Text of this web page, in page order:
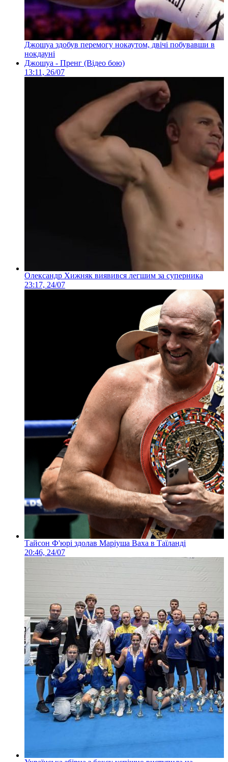
Джошуа здобув перемогу нокаутом, двічі побувавши в
нокдауні
Джошуа - Пренг (Відео бою)
13:11, 26/07
Олександр Хижняк виявився легшим за суперника
23:17, 24/07
Тайсон Ф'юрі здолав Маріуша Ваха в Таїланді
20:46, 24/07